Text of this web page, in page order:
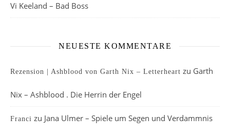
Vi Keeland – Bad Boss
NEUESTE KOMMENTARE
Rezension | Ashblood von Garth Nix – Letterheart zu Garth
Nix – Ashblood . Die Herrin der Engel
Franci zu Jana Ulmer – Spiele um Segen und Verdammnis